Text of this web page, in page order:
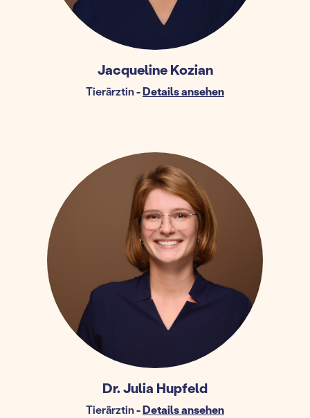
Jacqueline Kozian
Tierärztin-Details ansehen
Dr. Julia Hupfeld
Tierärztin-Details ansehen